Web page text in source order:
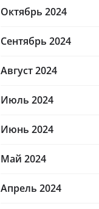
Октябрь 2024
Сентябрь 2024
Август 2024
Июль 2024
Июнь 2024
Май 2024
Апрель 2024